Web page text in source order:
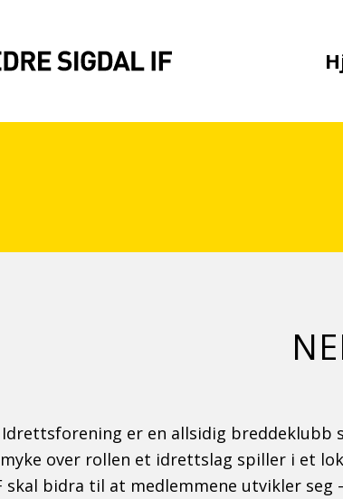
Idrettsforening er en allsidig
over rollen et idrettslag spiller i et
skal bidra til at medlemmene utvikler